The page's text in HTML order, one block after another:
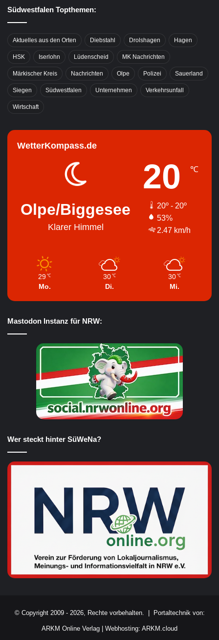
Südwestfalen Topthemen:
Aktuelles aus den Orten Diebstahl Drolshagen Hagen
HSK Iserlohn Lüdenscheid MK Nachrichten
Märkischer Kreis Nachrichten Olpe Polizei Sauerland
Siegen Südwestfalen Unternehmen Verkehrsunfall
Wirtschaft
WetterKompass.de
Olpe/Biggesee
Klarer Himmel
20 ℃
20º - 20º
53%
2.47 km/h
29 ℃
Mo.
30 ℃
Di.
30 ℃
Mi.
Mastodon Instanz für NRW:
Wer steckt hinter SüWeNa?
© Copyright 2009 - 2026, Rechte vorbehalten. | Portaltechnik von:
ARKM Online Verlag Webhosting: ARKM.cloud